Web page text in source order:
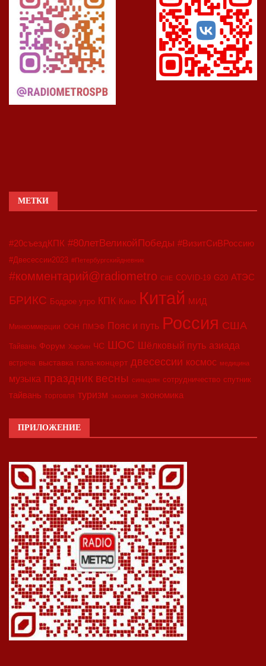
МЕТКИ
#20съездКПК #80летВеликойПобеды #ВизитСиВРоссию
#Двесессии2023 #Петербургскийдневник
#комментарий@radiometro CIIE COVID-19 G20 АТЭС
БРИКС Бодрое утро КПК Кино Китай МИД
Минкоммерции ООН ПМЭФ Пояс и путь Россия США
Тайвань Форум Харбин ЧС ШОС Шёлковый путь азиада
встреча выставка гала-концерт двесессии космос медицина
музыка праздник весны синьцзян сотрудничество спутник
тайвань торговля туризм экология экономика
ПРИЛОЖЕНИЕ